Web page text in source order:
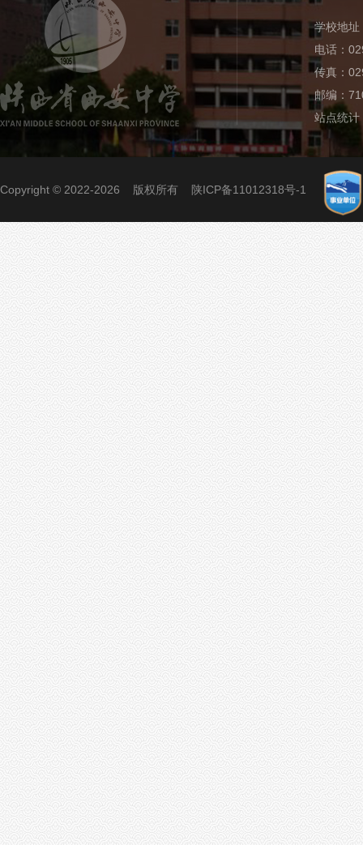
学校地址
电话：
传真：
邮编：
站点统计
Copyright © 2022-2026 版权所有 陕ICP备11012318号-1